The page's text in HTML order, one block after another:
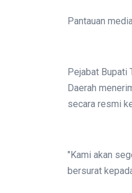
Pantauan
Pejabat Bupati
Daerah
secara resmi
"Kami akan
bersurat